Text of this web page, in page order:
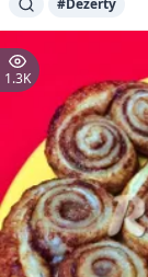
#Dezerty
1.3K